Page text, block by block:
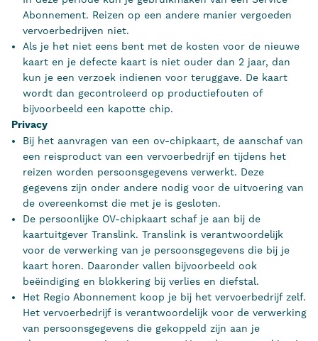
Abonnement. Reizen op een andere manier vergoeden
vervoerbedrijven niet.
Als je het niet eens bent met de kosten voor de nieuwe
kaart en je defecte kaart is niet ouder dan 2 jaar, dan
kun je een verzoek indienen voor teruggave. De kaart
wordt dan gecontroleerd op productiefouten of
bijvoorbeeld een kapotte chip.
Privacy
Bij het aanvragen van een ov-chipkaart, de aanschaf van
een reisproduct van een vervoerbedrijf en tijdens het
reizen worden persoonsgegevens verwerkt. Deze
gegevens zijn onder andere nodig voor de uitvoering van
de overeenkomst die met je is gesloten.
De persoonlijke OV-chipkaart schaf je aan bij de
kaartuitgever Translink. Translink is verantwoordelijk
voor de verwerking van je persoonsgegevens die bij je
kaart horen. Daaronder vallen bijvoorbeeld ook
beëindiging en blokkering bij verlies en diefstal.
Het Regio Abonnement koop je bij het vervoerbedrijf zelf.
Het vervoerbedrijf is verantwoordelijk voor de verwerking
van persoonsgegevens die gekoppeld zijn aan je